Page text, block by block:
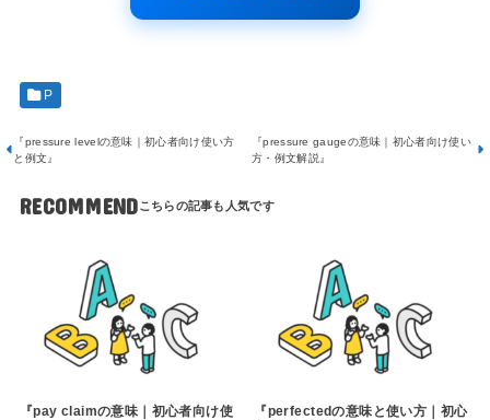
P
『pressure levelの意味｜初心者向け使い方
と例文』
『pressure gaugeの意味｜初心者向け使い
方・例文解説』
RECOMMEND
『pay claimの意味｜初心者向け使
『perfectedの意味と使い方｜初心